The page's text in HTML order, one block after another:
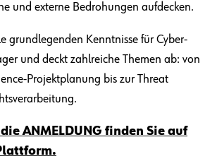
und externe Bedrohungen aufdecken.
grundlegenden Kenntnisse für Cyber-
und deckt zahlreiche Themen ab: von
Projektplanung bis zur Threat
ANMELDUNG finden Sie auf